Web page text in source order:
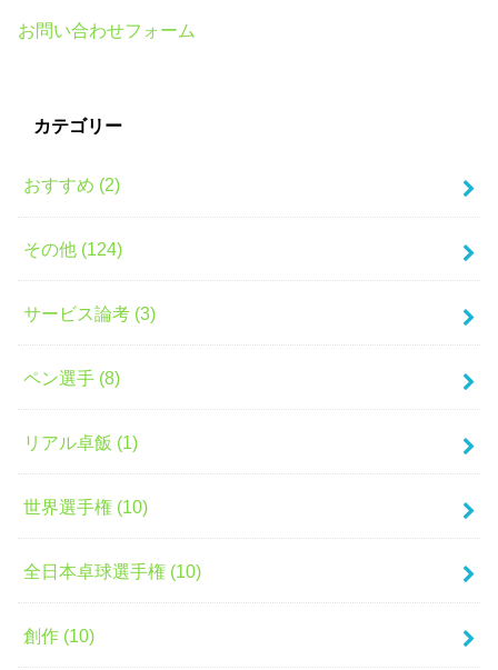
お問い合わせフォーム
カテゴリー
おすすめ (2)
その他 (124)
サービス論考 (3)
ペン選手 (8)
リアル卓飯 (1)
世界選手権 (10)
全日本卓球選手権 (10)
創作 (10)